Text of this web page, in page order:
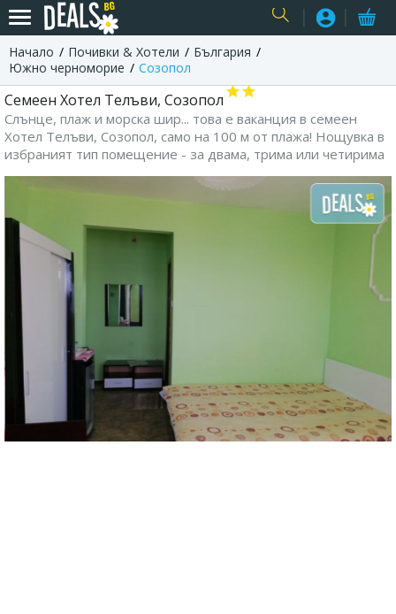
Начало Почивки & Хотели
България
Южно черноморие
Созопол
Семеен Хотел Телъви, Созопол
Слънце, плаж и морска шир... това е ваканция в семеен
Хотел Телъви, Созопол, само на 100 м от плажа! Нощувка в
избраният тип помещение - за двама, трима или четирима